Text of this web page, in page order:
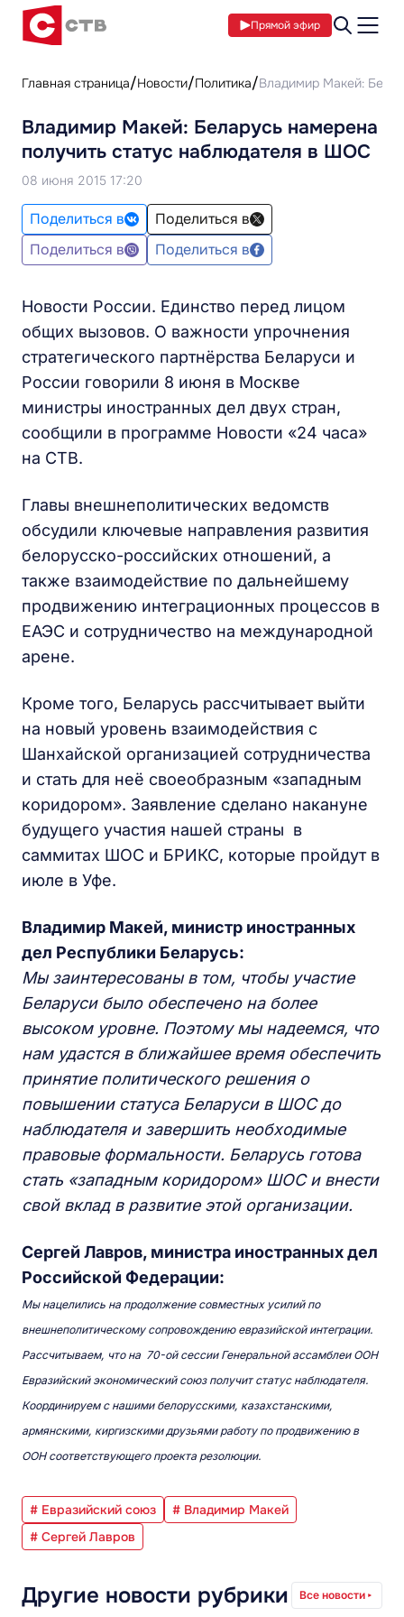
Прямой эфир
Главная страница Новости Политика Владимир Макей:
Владимир Макей: Беларусь намерена
получить статус наблюдателя в ШОС
08 июня 2015 17:20
Поделиться в
Поделиться в
Поделиться в
Поделиться в
Новости России. Единство перед лицом
общих вызовов. О важности упрочнения
стратегического партнёрства Беларуси и
России говорили 8 июня в Москве
министры иностранных дел двух стран,
сообщили в программе Новости «24 часа»
на СТВ.
Главы внешнеполитических ведомств
обсудили ключевые направления развития
белорусско-российских отношений, а
также взаимодействие по дальнейшему
продвижению интеграционных процессов в
ЕАЭС и сотрудничество на международной
арене.
Кроме того, Беларусь рассчитывает выйти
на новый уровень взаимодействия с
Шанхайской организацией сотрудничества
и стать для неё своеобразным «западным
коридором». Заявление сделано накануне
будущего участия нашей страны в
саммитах ШОС и БРИКС, которые пройдут в
июле в Уфе.
Владимир Макей, министр иностранных
дел Республики Беларусь:
Мы заинтересованы в том, чтобы участие
Беларуси было обеспечено на более
высоком уровне. Поэтому мы надеемся, что
нам удастся в ближайшее время обеспечить
принятие политического решения о
повышении статуса Беларуси в ШОС до
наблюдателя и завершить необходимые
правовые формальности. Беларусь готова
стать «западным коридором» ШОС и внести
свой вклад в развитие этой организации.
Сергей Лавров, министра иностранных дел
Российской Федерации:
Мы нацелились на продолжение совместных усилий по
внешнеполитическому сопровождению евразийской интеграции.
Рассчитываем, что на 70-ой сессии Генеральной ассамблеи ООН
Евразийский экономический союз получит статус наблюдателя.
Координируем с нашими белорусскими, казахстанскими,
армянскими, киргизскими друзьями работу по продвижению в
ООН соответствующего проекта резолюции.
# Евразийский союз
# Владимир Макей
# Сергей Лавров
Другие новости рубрики Все новости